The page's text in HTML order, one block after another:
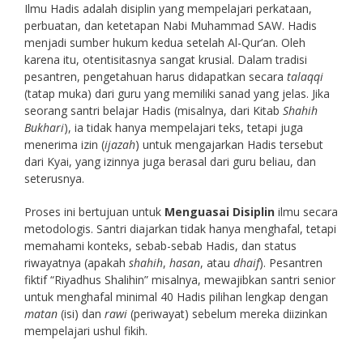
Ilmu Hadis adalah disiplin yang mempelajari perkataan,
perbuatan, dan ketetapan Nabi Muhammad SAW. Hadis
menjadi sumber hukum kedua setelah Al-Qur’an. Oleh
karena itu, otentisitasnya sangat krusial. Dalam tradisi
pesantren, pengetahuan harus didapatkan secara talaqqi
(tatap muka) dari guru yang memiliki sanad yang jelas. Jika
seorang santri belajar Hadis (misalnya, dari Kitab Shahih
Bukhari), ia tidak hanya mempelajari teks, tetapi juga
menerima izin (ijazah) untuk mengajarkan Hadis tersebut
dari Kyai, yang izinnya juga berasal dari guru beliau, dan
seterusnya.
Proses ini bertujuan untuk Menguasai Disiplin ilmu secara
metodologis. Santri diajarkan tidak hanya menghafal, tetapi
memahami konteks, sebab-sebab Hadis, dan status
riwayatnya (apakah shahih, hasan, atau dhaif). Pesantren
fiktif “Riyadhus Shalihin” misalnya, mewajibkan santri senior
untuk menghafal minimal 40 Hadis pilihan lengkap dengan
matan (isi) dan rawi (periwayat) sebelum mereka diizinkan
mempelajari ushul fikih.